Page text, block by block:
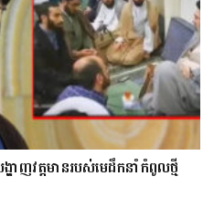
ាញ​វត្តមាន​​​របស់​​មេដឹកនាំកំពូលថ្មី